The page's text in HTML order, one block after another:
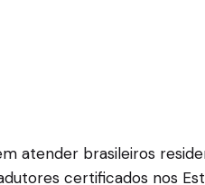
atender brasileiros
certificados nos